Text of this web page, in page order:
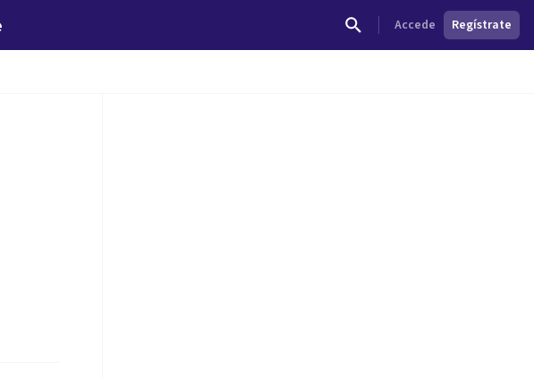
Accede Regístrate